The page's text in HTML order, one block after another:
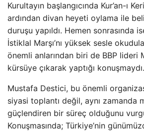
Kurultayın başlangıcında Kur’an-ı
ardından divan heyeti oylama ile
duruşu yapıldı. Hemen sonrasında
İstiklal Marşı’nı yüksek sesle
önemli anlarından biri de BBP lideri
kürsüye çıkarak yaptığı konuşmaydı.
Mustafa Destici, bu önemli
siyasi toplantı değil, aynı zamanda
güçlendiren bir süreç olduğunu
Konuşmasında; Türkiye’nin